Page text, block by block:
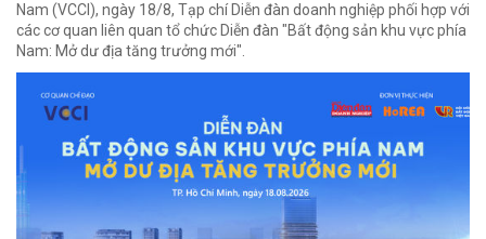
Nam (VCCI), ngày 18/8, Tạp chí Diễn đàn doanh nghiệp phối hợp với
các cơ quan liên quan tổ chức Diễn đàn "Bất động sản khu vực phía
Nam: Mở dư địa tăng trưởng mới".